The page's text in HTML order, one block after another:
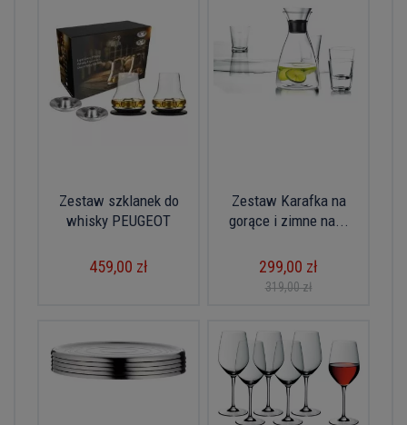
Zestaw szklanek do
whisky PEUGEOT
459,00 zł
Zestaw Karafka na
gorące i zimne na...
299,00 zł
319,00 zł